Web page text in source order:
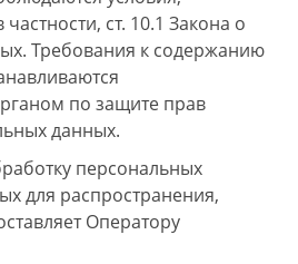
ст. 10.1 Закона о
Требования к содержанию
по защите прав
данных.
персональных
для распространения,
Оператору